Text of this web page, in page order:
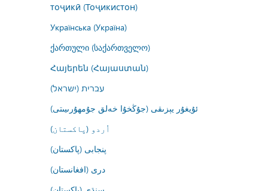
тоҷикӣ (Тоҷикистон)
Українська (Україна)
ქართული (საქართველო)
Հայերեն (Հայաստան)
עברית (ישראל)
ئۇيغۇر يېزىقى (جۇڭخۇا خەلق جۇمھۇرىيىتى)
اُردو (پاکستان)
پنجابی (پاکستان)
درى (افغانستان)